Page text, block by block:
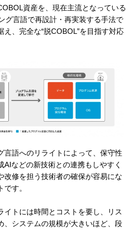
資産を、現在主流となっている
グ言語で再設計・再実装する手法で
え、完全な“脱COBOL”を目指す対応
言語へのリライトによって、保守性
AIなどの新技術との連携もしやすく
改修を担う技術者の確保が容易にな
す。
イトには時間とコストを要し、リス
、システムの規模が大きいほど、段